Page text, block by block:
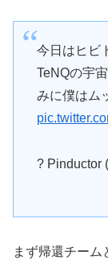
今日はヒビ
TeNQの宇
みに僕はム
? Pinductor
まず帰還チーム